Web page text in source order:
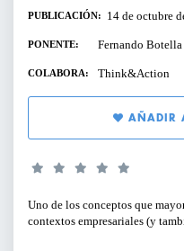
CURSOS Y TALLERES
PRESENTACIONES
ACTIVIDADES
DIRECCIÓN Y
EMPRESAS SOSTENIBLES
VENTAS Y MERCADOS
PUBLICACIÓN: 14 de octubre
PONENTE: Fernando Botella
COLABORA: Think&Action
AÑADIR
Uno de los conceptos que
contextos empresariales (y